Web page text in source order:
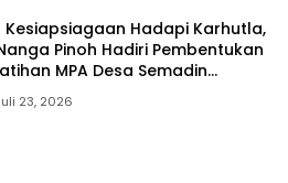
Kesiapsiagaan Hadapi Karhutla,
Pinoh Hadiri Pembentukan
MPA Desa Semadin
23, 2026